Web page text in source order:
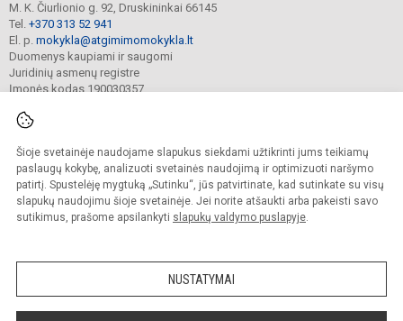
Šioje svetainėje naudojame slapukus siekdami užtikrinti jums teikiamų
paslaugų kokybę, analizuoti svetainės naudojimą ir optimizuoti naršymo
patirtį. Spustelėję mygtuką „Sutinku“, jūs patvirtinate, kad sutinkate su visų
slapukų naudojimu šioje svetainėje. Jei norite atšaukti arba pakeisti savo
sutikimus, prašome apsilankyti slapukų valdymo puslapyje.
NUSTATYMAI
M. K. Čiurlionio g. 92, Druskininkai 66145
Tel. +370 313 52 941
El. p. mokykla@atgimimomokykla.lt
Duomenys kaupiami ir saugomi
Juridinių asmenų registre
Įmonės kodas 190030357
© 2026. Druskininkų Atgimimo mokykla. Visos teisės saugomos.
Kopijuoti turinį be raštiško įstaigos administracijos sutikimo griežtai draudžiama.
Prieinamumo paraiška Slapukų valdymas
Sumanus būdas atnaujinti